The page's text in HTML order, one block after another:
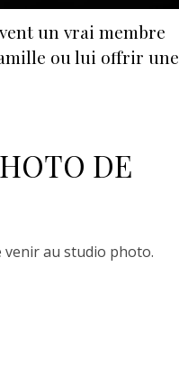
un vrai membre
ou lui offrir une
DE
venir au studio photo.